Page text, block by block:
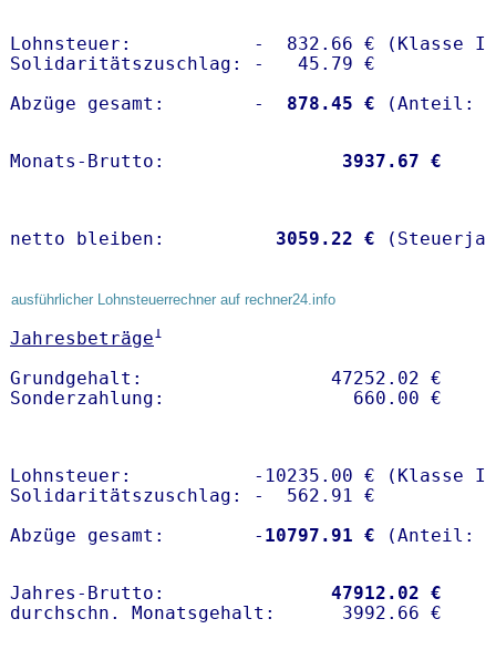
Lohnsteuer:           -  832.66 € (Klasse I)
Solidaritätszuschlag: -   45.79 €
Abzüge gesamt:        -
  878.45 €
Monats-Brutto: 3937.67 €
netto bleiben: 3059.22 €
ausführlicher Lohnsteuerrechner auf rechner24.info
Jahresbeträge1
Grundgehalt:                 47252.02 €
Lohnsteuer:           -10235.00 € (Klasse I)
Solidaritätszuschlag: -  562.91 €
Abzüge gesamt:        - 10797.91 €
Jahres-Brutto: 47912.02 €